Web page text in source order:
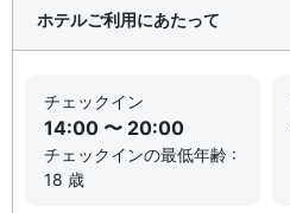
ホテルご利用にあたって
チェックイン
14:00 〜 20:00
チェックインの最低年齢 :
18 歳